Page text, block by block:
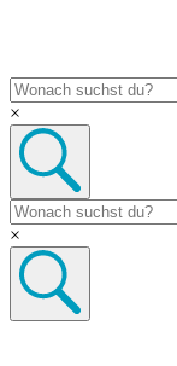
×
×